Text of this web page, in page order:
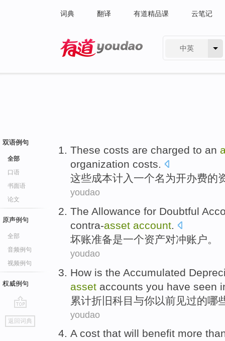
词典 翻译 有道精品课 云笔记
中英
双语例句
全部
口语
书面语
论文
原声例句
全部
音频例句
视频例句
权威例句
go
top
返回词典
These costs are charged to an
organization costs.
这些成本计入 一个名为开办费的
youdao
The Allowance for Doubtful
contra-asset account.
坏账准备是一个资产对冲账户。
youdao
How is the Accumulated
asset accounts you have seen
累计折旧科目与你 以前 见过的哪
youdao
A cost that will benefit more